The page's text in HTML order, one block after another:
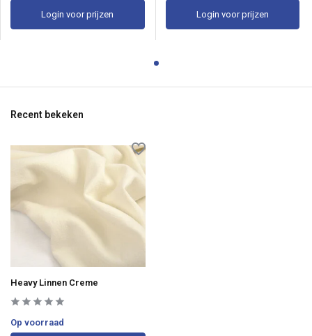
Login voor prijzen Login voor prijzen
Recent bekeken
Heavy Linnen Creme
Op voorraad